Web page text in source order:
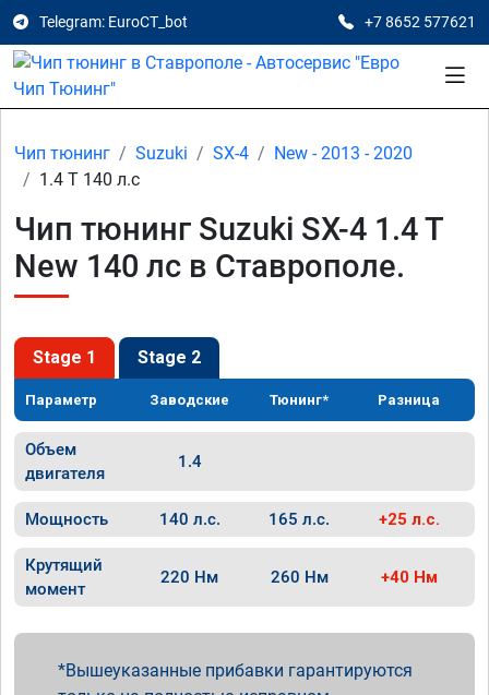
Telegram: EuroCT_bot +7 8652 577621
Чип тюнинг Suzuki SX-4
New - 2013 - 2020
1.4 T 140 л.с
Чип тюнинг Suzuki SX-4 1.4 T
New 140 лс в Ставрополе.
Stage 1 Stage 2
Параметр Заводские Тюнинг* Разница
Объем
двигателя
1.4
Мощность 140 л.с. 165 л.с. +25 л.с.
Крутящий
момент
220 Нм 260 Нм +40 Нм
Вышеуказанные прибавки гарантируются